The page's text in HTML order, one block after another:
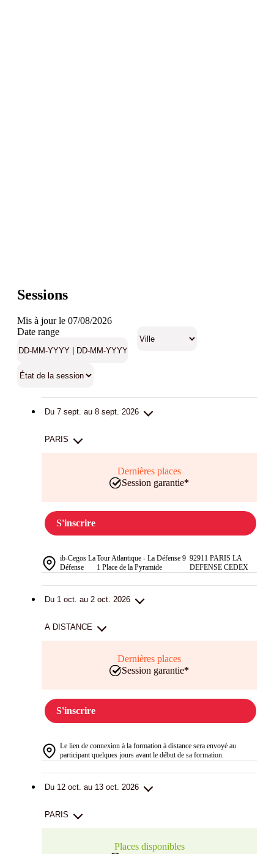
Sessions
Mis à jour le 07/08/2026
Date range
Du 7 sept. au 8 sept. 2026
PARIS
Dernières places
Session garantie*
S'inscrire
ib-Cegos La
Défense
Tour Atlantique - La Défense 9
1 Place de la Pyramide
92911 PARIS LA
DEFENSE CEDEX
Du 1 oct. au 2 oct. 2026
A DISTANCE
Dernières places
Session garantie*
S'inscrire
Le lien de connexion à la formation à distance sera envoyé au
participant quelques jours avant le début de sa formation.
Du 12 oct. au 13 oct. 2026
PARIS
Places disponibles